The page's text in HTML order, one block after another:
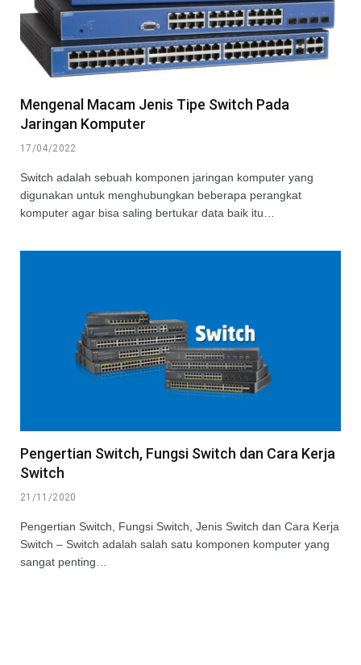
Mengenal Macam Jenis Tipe Switch Pada
Jaringan Komputer
17/04/2022
Switch adalah sebuah komponen jaringan komputer yang
digunakan untuk menghubungkan beberapa perangkat
komputer agar bisa saling bertukar data baik itu…
Pengertian Switch, Fungsi Switch dan Cara Kerja
Switch
21/11/2020
Pengertian Switch, Fungsi Switch, Jenis Switch dan Cara Kerja
Switch – Switch adalah salah satu komponen komputer yang
sangat penting…